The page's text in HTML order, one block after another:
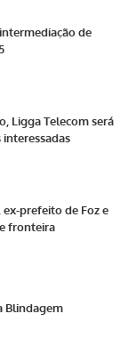
de
Ligga Telecom será
interessadas
prefeito de Foz e
fronteira
Blindagem